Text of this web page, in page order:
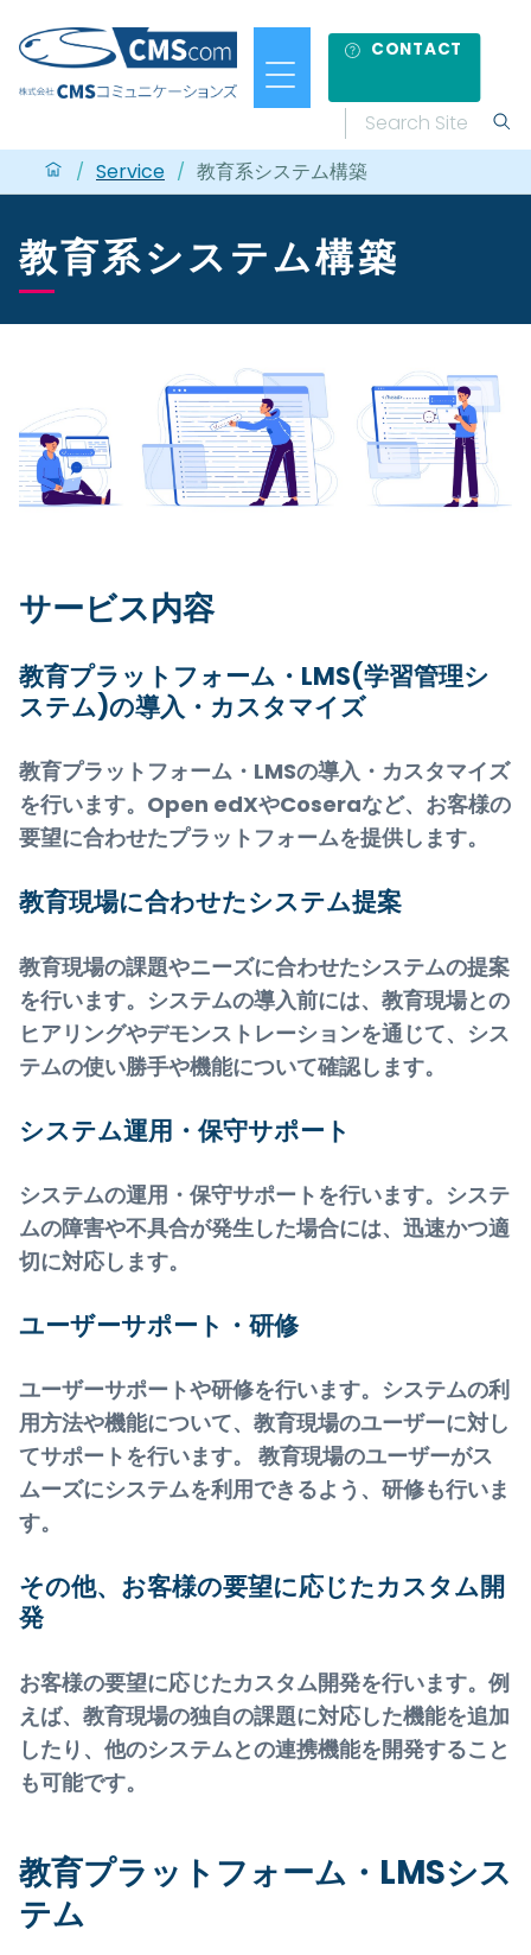
CONTACT
/ Service / 教育系システム構築
教育系システム構築
サービス内容
教育プラットフォーム・LMS(学習管理シ
ステム)の導入・カスタマイズ
教育プラットフォーム・LMSの導入・カスタマイズ
を行います。Open edXやCoseraなど、お客様の
要望に合わせたプラットフォームを提供します。
教育現場に合わせたシステム提案
教育現場の課題やニーズに合わせたシステムの提案
を行います。システムの導入前には、教育現場との
ヒアリングやデモンストレーションを通じて、シス
テムの使い勝手や機能について確認します。
システム運用・保守サポート
システムの運用・保守サポートを行います。システ
ムの障害や不具合が発生した場合には、迅速かつ適
切に対応します。
ユーザーサポート・研修
ユーザーサポートや研修を行います。システムの利
用方法や機能について、教育現場のユーザーに対し
てサポートを行います。 教育現場のユーザーがス
ムーズにシステムを利用できるよう、研修も行いま
す。
その他、お客様の要望に応じたカスタム開
発
お客様の要望に応じたカスタム開発を行います。例
えば、教育現場の独自の課題に対応した機能を追加
したり、他のシステムとの連携機能を開発すること
も可能です。
教育プラットフォーム・LMSシス
テム